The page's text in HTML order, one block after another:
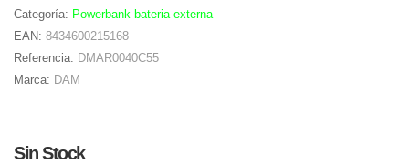
Categoría: Powerbank bateria externa
EAN: 8434600215168
Referencia: DMAR0040C55
Marca: DAM
Sin Stock